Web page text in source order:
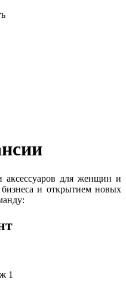
аксессуаров для женщин и
и открытием новых
1